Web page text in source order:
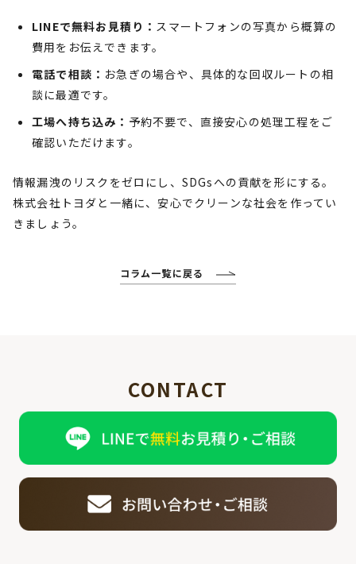
LINEで無料お見積り： スマートフォンの写真から概算の
費用をお伝えできます。
電話で相談： お急ぎの場合や、具体的な回収ルートの相
談に最適です。
工場へ持ち込み： 予約不要で、直接安心の処理工程をご
確認いただけます。
情報漏洩のリスクをゼロにし、SDGsへの貢献を形にする。
株式会社トヨダと一緒に、安心でクリーンな社会を作ってい
きましょう。
コラム一覧に戻る
CONTACT